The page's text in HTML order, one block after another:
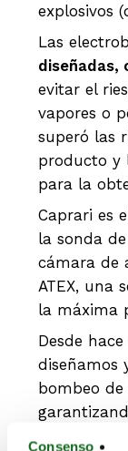
Consenso
explosivos
Las
diseñadas,
evitar el
vapores o
superó las
producto y
para la
Caprari es
la sonda
cámara de
ATEX, una
la máxima
Desde
diseñamos
bombeo de